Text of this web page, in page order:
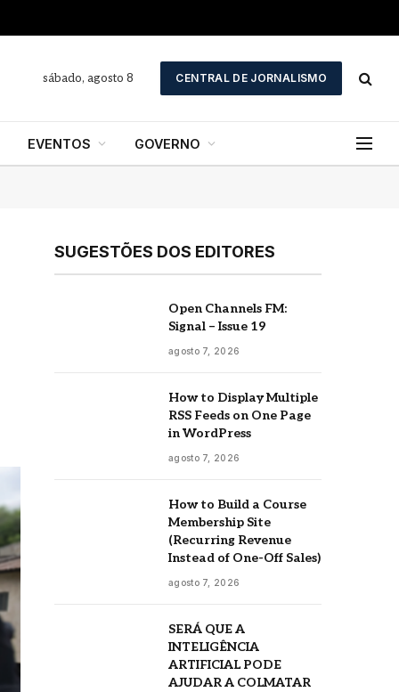
sábado, agosto 8 CENTRAL DE JORNALISMO
EVENTOS GOVERNO
SUGESTÕES DOS EDITORES
Open Channels FM:
Signal – Issue 19
agosto 7, 2026
How to Display Multiple
RSS Feeds on One Page
in WordPress
agosto 7, 2026
How to Build a Course
Membership Site
(Recurring Revenue
Instead of One-Off Sales)
agosto 7, 2026
SERÁ QUE A
INTELIGÊNCIA
ARTIFICIAL PODE
AJUDAR A COLMATAR